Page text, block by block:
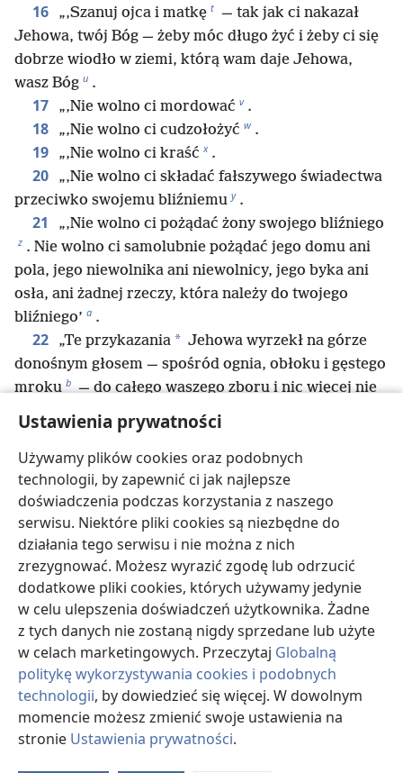
Ustawienia prywatności
Używamy plików cookies oraz podobnych
technologii, by zapewnić ci jak najlepsze
doświadczenia podczas korzystania z naszego
serwisu. Niektóre pliki cookies są niezbędne do
działania tego serwisu i nie można z nich
zrezygnować. Możesz wyrazić zgodę lub odrzucić
dodatkowe pliki cookies, których używamy jedynie
w celu ulepszenia doświadczeń użytkownika. Żadne
z tych danych nie zostaną nigdy sprzedane lub użyte
w celach marketingowych. Przeczytaj Globalną
politykę wykorzystywania cookies i podobnych
technologii, by dowiedzieć się więcej. W dowolnym
momencie możesz zmienić swoje ustawienia na
stronie Ustawienia prywatności.
16 „‚Szanuj ojca i matkę t — tak jak ci nakazał
Jehowa, twój Bóg — żeby móc długo żyć i żeby ci się
dobrze wiodło w ziemi, którą wam daje Jehowa,
wasz Bóg u .
17 „‚Nie wolno ci mordować v .
18 „‚Nie wolno ci cudzołożyć w .
19 „‚Nie wolno ci kraść x .
20
„‚Nie wolno ci składać fałszywego świadectwa
przeciwko swojemu bliźniemu y .
21 „‚Nie wolno ci pożądać żony swojego bliźniego
z . Nie wolno ci samolubnie pożądać jego domu ani
pola, jego niewolnika ani niewolnicy, jego byka ani
osła, ani żadnej rzeczy, która należy do twojego
bliźniego’ a .
22 „Te przykazania * Jehowa wyrzekł na górze
donośnym głosem — spośród ognia, obłoku i gęstego
mroku b — do całego waszego zboru i nic więcej nie
dodał. Potem wypisał je na dwóch kamiennych
tablicach, które dał mnie
c
23 „A gdy tylko spośród ciemności — kiedy góra
płonęła — usłyszeliście głos d , podeszli do mnie
wszyscy zwierzchnicy waszych plemion i wasi starsi.
24 I powiedzieliście: ‚Jehowa, nasz Bóg, ukazał nam
swoją chwałę i wielkość i spośród ognia usłyszeliśmy
Jego głos e . Dzisiaj zobaczyliśmy, że Bóg może
rozmawiać z człowiekiem i ten może pozostać przy
życiu f 25 Ale czy teraz nie umrzemy? Przecież ten
wielki ogień może nas pochłonąć. Jeśli dalej
będziemy słyszeć głos Jehowy, swojego Boga, to na
pewno umrzemy. 26 Bo czy pośród całej ludzkości
jest ktoś, kto by tak jak my słyszał głos żywego Boga
mówiącego z ognia, a mimo to dalej żył?